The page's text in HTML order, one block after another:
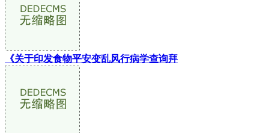
《关于印发食物平安变乱风行病学查询拜